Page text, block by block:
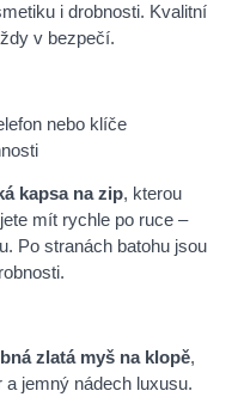
i drobnosti. Kvalitní
v bezpečí.
nebo klíče
kapsa na zip, kterou
mít rychle po ruce –
Po stranách batohu jsou
zlatá myš na klopě,
jemný nádech luxusu.